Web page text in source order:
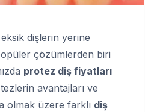
eksik dişlerin yerine
çözümlerden biri
protez diş fiyatları
avantajları ve
olmak üzere farklı diş